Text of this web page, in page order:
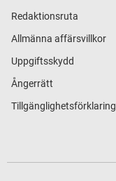
Redaktionsruta
Allmänna affärsvillkor
Uppgiftsskydd
Ångerrätt
Tillgänglighetsförklaring